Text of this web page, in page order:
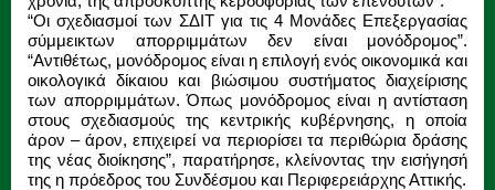
“Οι σχεδιασμοί των ΣΔΙΤ για τις 4 Μονάδες Επεξεργασίας
σύμμεικτων απορριμμάτων δεν είναι μονόδρομος”.
“Αντιθέτως, μονόδρομος είναι η επιλογή ενός οικονομικά και
οικολογικά δίκαιου και βιώσιμου συστήματος διαχείρισης
των απορριμμάτων. Όπως μονόδρομος είναι η αντίσταση
στους σχεδιασμούς της κεντρικής κυβέρνησης, η οποία
άρον – άρον, επιχειρεί να περιορίσει τα περιθώρια δράσης
της νέας διοίκησης”, παρατήρησε, κλείνοντας την εισήγησή
της η πρόεδρος του Συνδέσμου και Περιφερειάρχης Αττικής.